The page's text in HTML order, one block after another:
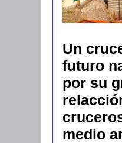
Un
futuro
por su
medio